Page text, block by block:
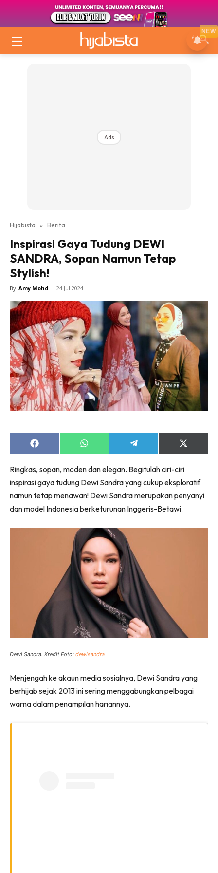
Ads
Hijabista » Berita
Inspirasi Gaya Tudung DEWI
SANDRA, Sopan Namun Tetap
Stylish!
By Amy Mohd - 24 Jul 2024
Share
on
Share
on
Share
on
Share
on
(Twitter)
Ringkas, sopan, moden dan elegan. Begitulah ciri-ciri
inspirasi gaya tudung Dewi Sandra yang cukup eksploratif
namun tetap menawan! Dewi Sandra merupakan penyanyi
dan model Indonesia berketurunan Inggeris-Betawi.
Dewi Sandra. Kredit Foto: dewisandra
Menjengah ke akaun media sosialnya, Dewi Sandra yang
berhijab sejak 2013 ini sering menggabungkan pelbagai
warna dalam penampilan hariannya.
NEW